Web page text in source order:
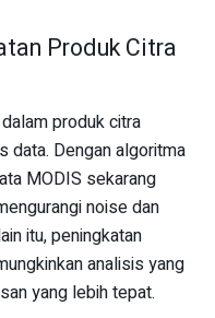
Produk Citra
produk citra
data. Dengan algoritma
MODIS sekarang
noise dan
itu, peningkatan
analisis yang
yang lebih tepat.